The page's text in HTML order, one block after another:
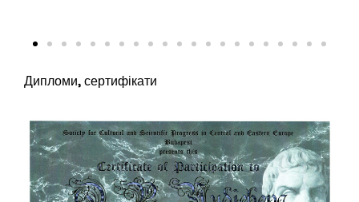
Дипломи, сертифікати